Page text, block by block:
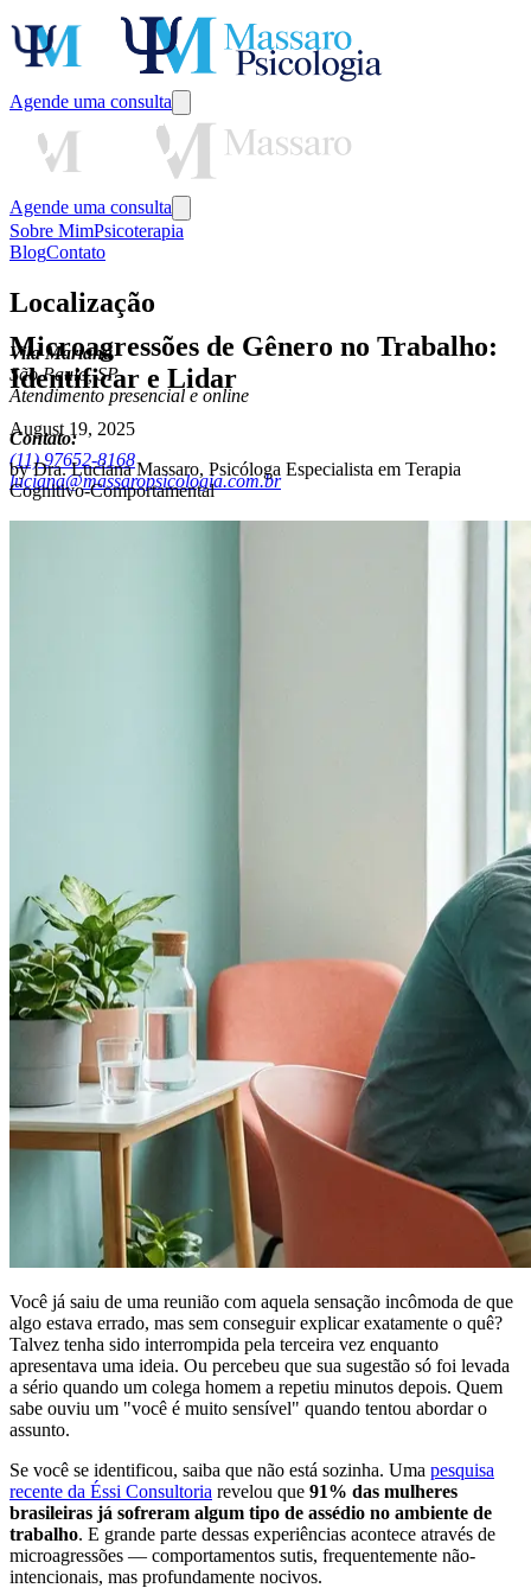
Agende uma consulta
Agende uma consulta
Sobre MimPsicoterapia
BlogContato
Localização
Vila Mariana
São Paulo, SP
Atendimento presencial e online
Contato:
(11) 97652-8168
luciana@massaropsicologia.com.br
Microagressões de Gênero no Trabalho:
Identificar e Lidar
August 19, 2025
byDra. Luciana Massaro, Psicóloga Especialista em Terapia
Cognitivo-Comportamental
Você já saiu de uma reunião com aquela sensação incômoda de que
algo estava errado, mas sem conseguir explicar exatamente o quê?
Talvez tenha sido interrompida pela terceira vez enquanto
apresentava uma ideia. Ou percebeu que sua sugestão só foi levada
a sério quando um colega homem a repetiu minutos depois. Quem
sabe ouviu um "você é muito sensível" quando tentou abordar o
assunto.
Se você se identificou, saiba que não está sozinha. Uma pesquisa
recente da Éssi Consultoria revelou que 91% das mulheres
brasileiras já sofreram algum tipo de assédio no ambiente de
trabalho. E grande parte dessas experiências acontece através de
microagressões — comportamentos sutis, frequentemente não-
intencionais, mas profundamente nocivos.